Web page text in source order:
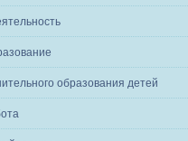
образования детей